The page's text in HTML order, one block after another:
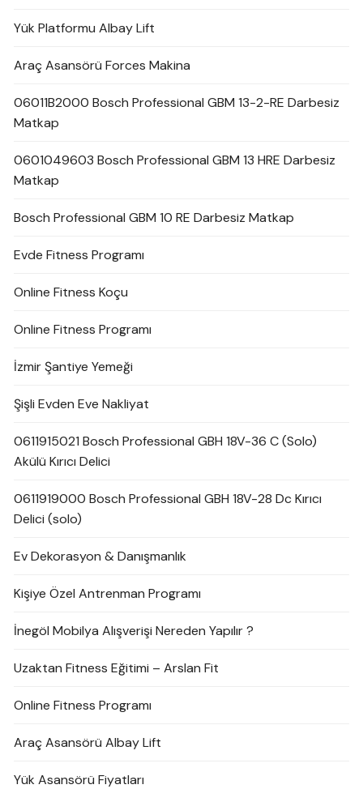
Yük Platformu Albay Lift
Araç Asansörü Forces Makina
06011B2000 Bosch Professional GBM 13-2-RE Darbesiz
Matkap
0601049603 Bosch Professional GBM 13 HRE Darbesiz
Matkap
Bosch Professional GBM 10 RE Darbesiz Matkap
Evde Fitness Programı
Online Fitness Koçu
Online Fitness Programı
İzmir Şantiye Yemeği
Şişli Evden Eve Nakliyat
0611915021 Bosch Professional GBH 18V-36 C (Solo)
Akülü Kırıcı Delici
0611919000 Bosch Professional GBH 18V-28 Dc Kırıcı
Delici (solo)
Ev Dekorasyon & Danışmanlık
Kişiye Özel Antrenman Programı
İnegöl Mobilya Alışverişi Nereden Yapılır ?
Uzaktan Fitness Eğitimi – Arslan Fit
Online Fitness Programı
Araç Asansörü Albay Lift
Yük Asansörü Fiyatları